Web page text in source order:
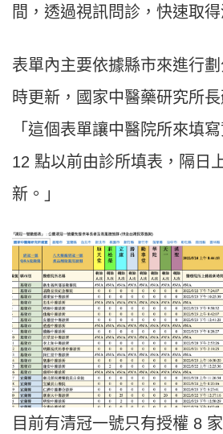
間，透過視訊問診，快速取得
表單內主要依據縣市來進行
時更新，國家中醫藥研究所長
「這個表單讓中醫院所來填
12 點以前由診所填表，隔日
新。」
目前有清冠一號只有授權 8